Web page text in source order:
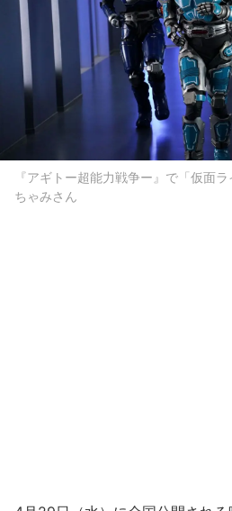
『アギトー超能力戦争ー』で「仮⾯
ちゃみさん